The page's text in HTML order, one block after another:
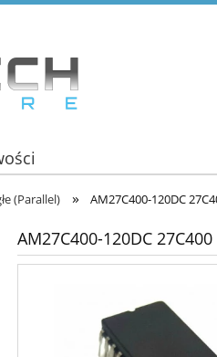
(Parallel) » AM27C400-120DC
AM27C400-120DC 27C400